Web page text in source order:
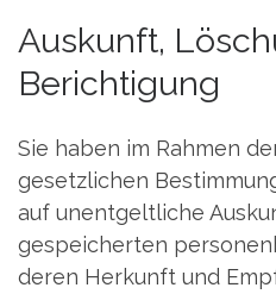
Auskunft,
Berichtigung
Sie haben im Rahmen
gesetzlichen
auf unentgeltliche
gespeicherten
deren Herkunft und